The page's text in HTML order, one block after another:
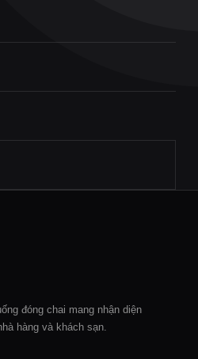
đóng chai mang nhận diện
hàng và khách sạn.